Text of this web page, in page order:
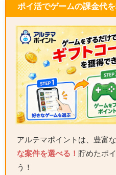
ポイ活でゲームの課金代を
アルテマポイントは、豊富
な案件を選べる！ 貯めたポ
う！